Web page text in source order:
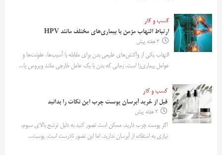
کسب و کار
ارتباط التهاب مزمن با بیماری‌های مختلف مانند HPV
2 هفته پیش
التهاب یکی از واکنش‌های طبیعی بدن برای مقابله با آسیب‌ها، عفونت‌ها و
عوامل بیماری‌زا است. زمانی که بدن با یک عامل خارجی مانند ویروس یا...
کسب و کار
قبل از خرید آبرسان پوست چرب این نکات را بدانید
2 هفته پیش
اگر پوست چرب دارید، ممکن است تصور کنید به دلیل ترشح بالای سبوم،
نیازی به استفاده از آبرسان ندارید. اما این تصور نادرست است. پوست...